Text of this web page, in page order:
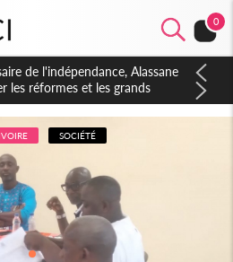
0
Oury Bah admire le modèle
accélérer le développement
SOCIÉTÉ